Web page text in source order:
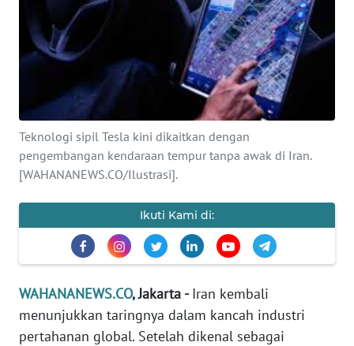
Teknologi sipil Tesla kini dikaitkan dengan
pengembangan kendaraan tempur tanpa awak di Iran.
[WAHANANEWS.CO/Ilustrasi].
Ikuti Kami di:
WAHANANEWS.CO, Jakarta -Iran kembali
menunjukkan taringnya dalam kancah industri
pertahanan global. Setelah dikenal sebagai
KESEHATAN
INTERNASIONAL
SERBA-SERBI
PENDIDIKAN
Informasi